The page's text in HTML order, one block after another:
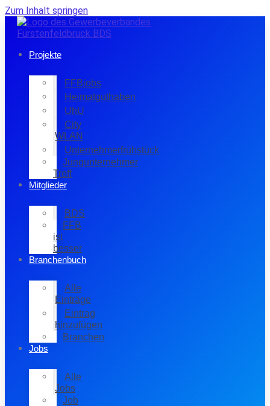
Zum Inhalt springen
Projekte
FFBjobs
Heimatguthaben
UhU
City
WLAN
Unternehmerfrühstück
Jungunternehmer
Treff
Mitglieder
BDS
FFB
ist
besser
Branchenbuch
Alle
Einträge
Eintrag
hinzufügen
Branchen
Jobs
Alle
Jobs
Job